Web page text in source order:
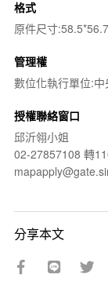
格式
原件尺寸
管理權
數位化執行單位:
授權聯絡窗口
邱沂翎小姐
02-27857108 轉
分享本文